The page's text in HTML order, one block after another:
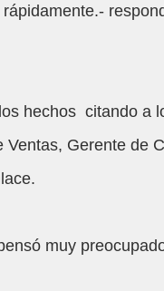
hechos  citando a
Gerente de
muy